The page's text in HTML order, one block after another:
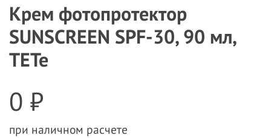
Крем фотопротектор
SUNSCREEN SPF-30, 90 мл,
TETe
0 ₽
при наличном расчете